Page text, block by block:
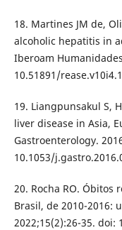
18. Martines JM de,
alcoholic hepatitis in
Iberoam
10.51891/
19. Liangpunsakul S,
liver disease in Asia,
Gastroenterology.
10.1053/
20. Rocha RO. Óbitos
Brasil, de 2010-2016:
2022;15(2):26-35. doi: